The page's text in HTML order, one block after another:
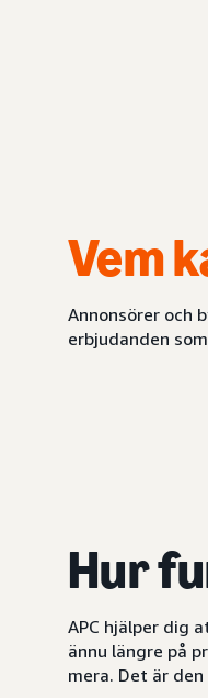
Vem
Annonsörer och
erbjudanden
Hur
APC hjälper dig
ännu längre på
mera. Det är